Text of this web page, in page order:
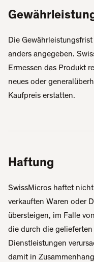
Die
anders angegeben.
Ermessen das Produkt
neues oder
Kaufpreis erstatten.
Haftung
SwissMicros haftet
verkauften Waren oder
übersteigen, im Falle
die durch die
Dienstleistungen
damit in